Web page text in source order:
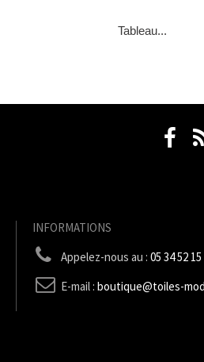
Tableau...
INFORMATIONS
Appelez-nous au : 05 34 52
E-mail : boutique@toiles-